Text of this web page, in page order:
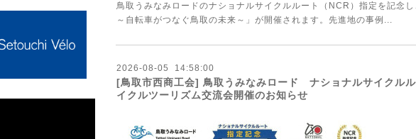
鳥取うみなみロードのナショナルサイクルルート（NCR）指定を記念
～自転車がつなぐ鳥取の未来～」が開催されます。先進地の事例...
2026-08-05 14:58:00
[鳥取市西商工会] 鳥取うみなみロード ナショナルサイクル
イクルツーリズム交流会開催のお知らせ